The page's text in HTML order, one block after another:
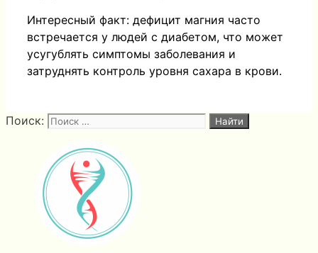
Интересный факт: дефицит магния часто
встречается у людей с диабетом, что может
усугублять симптомы заболевания и
затруднять контроль уровня сахара в крови.
Поиск: